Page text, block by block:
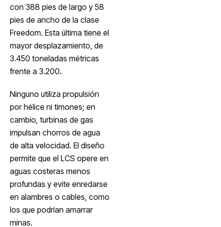
con 388 pies de largo y 58
pies de ancho de la clase
Freedom. Esta última tiene el
mayor desplazamiento, de
3.450 toneladas métricas
frente a 3.200.
Ninguno utiliza propulsión
por hélice ni timones; en
cambio, turbinas de gas
impulsan chorros de agua
de alta velocidad. El diseño
permite que el LCS opere en
aguas costeras menos
profundas y evite enredarse
en alambres o cables, como
los que podrían amarrar
minas.